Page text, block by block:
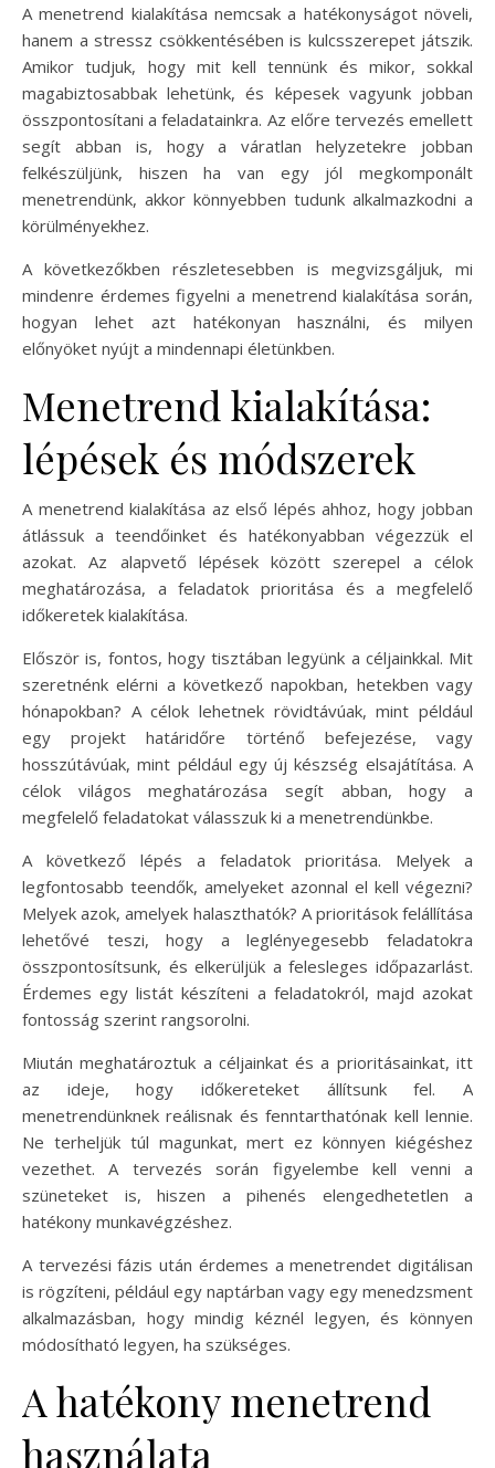
A menetrend kialakítása nemcsak a hatékonyságot növeli,
hanem a stressz csökkentésében is kulcsszerepet játszik.
Amikor tudjuk, hogy mit kell tennünk és mikor, sokkal
magabiztosabbak lehetünk, és képesek vagyunk jobban
összpontosítani a feladatainkra. Az előre tervezés emellett
segít abban is, hogy a váratlan helyzetekre jobban
felkészüljünk, hiszen ha van egy jól megkomponált
menetrendünk, akkor könnyebben tudunk alkalmazkodni a
körülményekhez.
A következőkben részletesebben is megvizsgáljuk, mi
mindenre érdemes figyelni a menetrend kialakítása során,
hogyan lehet azt hatékonyan használni, és milyen
előnyöket nyújt a mindennapi életünkben.
Menetrend kialakítása:
lépések és módszerek
A menetrend kialakítása az első lépés ahhoz, hogy jobban
átlássuk a teendőinket és hatékonyabban végezzük el
azokat. Az alapvető lépések között szerepel a célok
meghatározása, a feladatok prioritása és a megfelelő
időkeretek kialakítása.
Először is, fontos, hogy tisztában legyünk a céljainkkal. Mit
szeretnénk elérni a következő napokban, hetekben vagy
hónapokban? A célok lehetnek rövidtávúak, mint például
egy projekt határidőre történő befejezése, vagy
hosszútávúak, mint például egy új készség elsajátítása. A
célok világos meghatározása segít abban, hogy a
megfelelő feladatokat válasszuk ki a menetrendünkbe.
A következő lépés a feladatok prioritása. Melyek a
legfontosabb teendők, amelyeket azonnal el kell végezni?
Melyek azok, amelyek halaszthatók? A prioritások felállítása
lehetővé teszi, hogy a leglényegesebb feladatokra
összpontosítsunk, és elkerüljük a felesleges időpazarlást.
Érdemes egy listát készíteni a feladatokról, majd azokat
fontosság szerint rangsorolni.
Miután meghatároztuk a céljainkat és a prioritásainkat, itt
az ideje, hogy időkereteket állítsunk fel. A
menetrendünknek reálisnak és fenntarthatónak kell lennie.
Ne terheljük túl magunkat, mert ez könnyen kiégéshez
vezethet. A tervezés során figyelembe kell venni a
szüneteket is, hiszen a pihenés elengedhetetlen a
hatékony munkavégzéshez.
A tervezési fázis után érdemes a menetrendet digitálisan
is rögzíteni, például egy naptárban vagy egy menedzsment
alkalmazásban, hogy mindig kéznél legyen, és könnyen
módosítható legyen, ha szükséges.
A hatékony menetrend
használata